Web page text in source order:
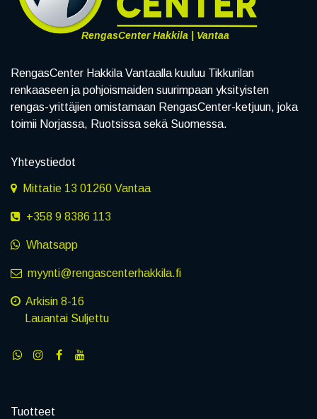
RengasCenter Hakkila | Vantaa
RengasCenter Hakkila Vantaalla kuuluu Tikkurilan
renkaaseen ja pohjoismaiden suurimpaan yksityisten
rengas-yrittäjien omistamaan RengasCenter-ketjuun, joka
toimii Norjassa, Ruotsissa sekä Suomessa.
Yhteystiedot
Mittatie 13 01260 Vantaa
+358 9 8386 113
Whatsapp
myynti@rengascenterhakkila.fi
Arkisin 8-16
Lauantai Suljettu
Tuotteet